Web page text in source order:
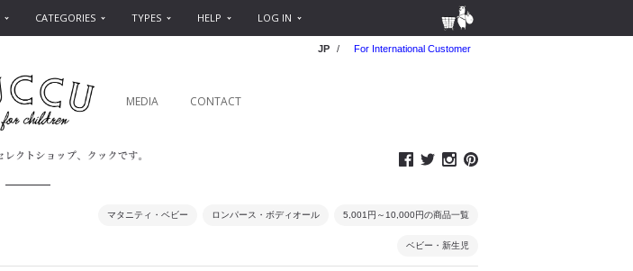
CATEGORIES TYPES HELP LOG IN
JP / For International Customer
MEDIA CONTACT
マタニティ・ベビー ロンパース・ボディオール 5,001円～10,000円の商品一覧
ベビー・新生児